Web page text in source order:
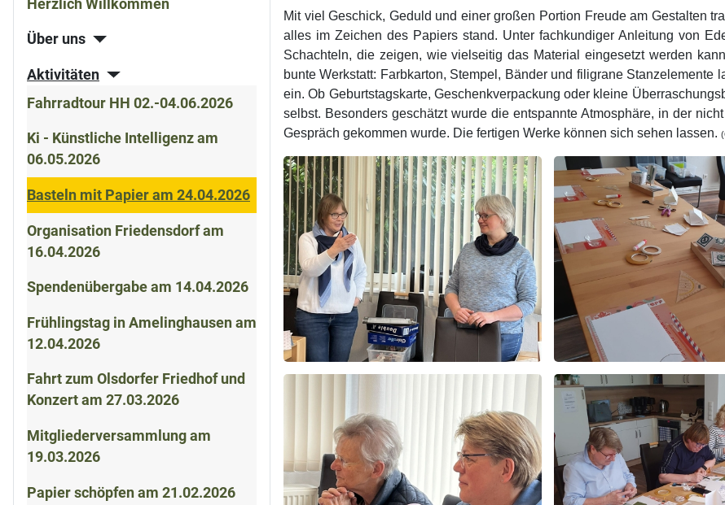
Herzlich Willkommen
Über uns
Aktivitäten
Fahrradtour HH 02.-04.06.2026
Ki - Künstliche Intelligenz am
06.05.2026
Basteln mit Papier am 24.04.2026
Organisation Friedensdorf am
16.04.2026
Spendenübergabe am 14.04.2026
Frühlingstag in Amelinghausen am
12.04.2026
Fahrt zum Olsdorfer Friedhof und
Konzert am 27.03.2026
Mitgliederversammlung am
19.03.2026
Papier schöpfen am 21.02.2026
Mit viel Geschick, Geduld und einer großen Portion Freude am Gestalten
alles im Zeichen des Papiers stand. Unter fachkundiger Anleitung von
Schachteln, die zeigen, wie vielseitig das Material eingesetzt werden
bunte Werkstatt: Farbkarton, Stempel, Bänder und filigrane
ein. Ob Geburtstagskarte, Geschenkverpackung oder kleine
selbst. Besonders geschätzt wurde die entspannte Atmosphäre, in der
Gespräch gekommen wurde. Die fertigen Werke können sich sehen lassen.